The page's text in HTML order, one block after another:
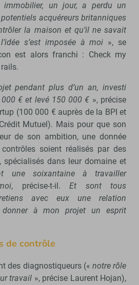
immobilier, un jour, a perdu un
acquéreurs britanniques
la maison et qu’il ne savait
s’est imposée à moi », se
est alors franchi : Check my
pendant plus d’un an, investi
€ et levé 150 000 € », précise
(100 000 € auprès de la BPI et
Mutuel). Mais pour que son
de son ambition, une donnée
soient réalisés par des
spécialisés dans leur domaine et
une soixantaine à travailler
, précise-t-il. Et sont tous
avec eux une relation
donner à mon projet un esprit
de contrôle
des diagnostiqueurs (« notre rôle
travail », précise Laurent Hojan),